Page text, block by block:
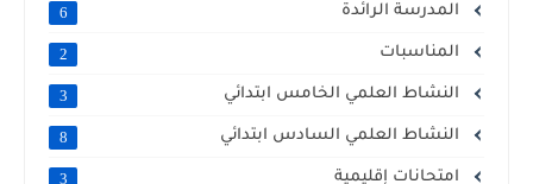
المدرسة الرائدة 6
المناسبات 2
النشاط العلمي الخامس ابتدائي 3
النشاط العلمي السادس ابتدائي 8
امتحانات إقليمية 3